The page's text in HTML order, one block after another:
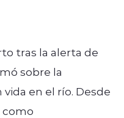
tras la alerta de
sobre la
en el río. Desde
como